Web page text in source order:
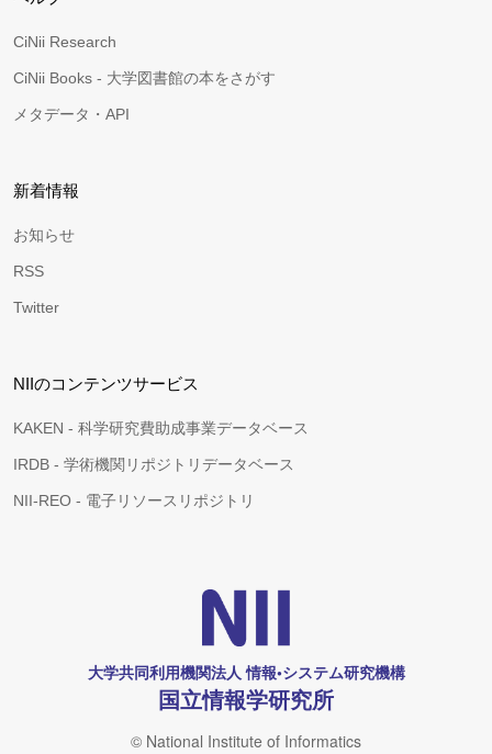
CiNii Research
CiNii Books - 大学図書館の本をさがす
メタデータ・API
新着情報
お知らせ
RSS
Twitter
NIIのコンテンツサービス
KAKEN - 科学研究費助成事業データベース
IRDB - 学術機関リポジトリデータベース
NII-REO - 電子リソースリポジトリ
大学共同利用機関法人 情報•システム研究機構
国立情報学研究所
© National Institute of Informatics